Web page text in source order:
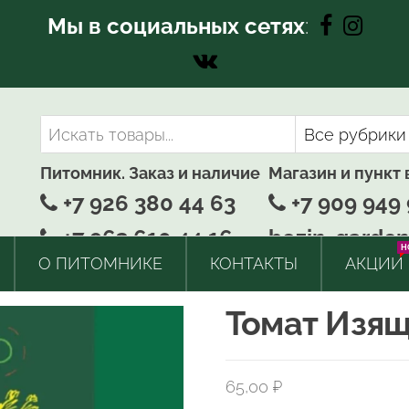
Мы в социальных сетях:
Питомник. Заказ и наличие
+7 926 380 44 63
+7 963 610 44 16
Магазин и пункт
+7 909 949
bozin-
О ПИТОМНИКЕ КОНТАКТЫ АКЦИИ
Томат
65,00 ₽